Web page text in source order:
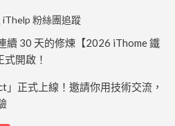
iThelp 粉絲團追蹤
續 30 天的修煉【2026 iThome 鐵
開啟！
正式上線！邀請你用技術交流，